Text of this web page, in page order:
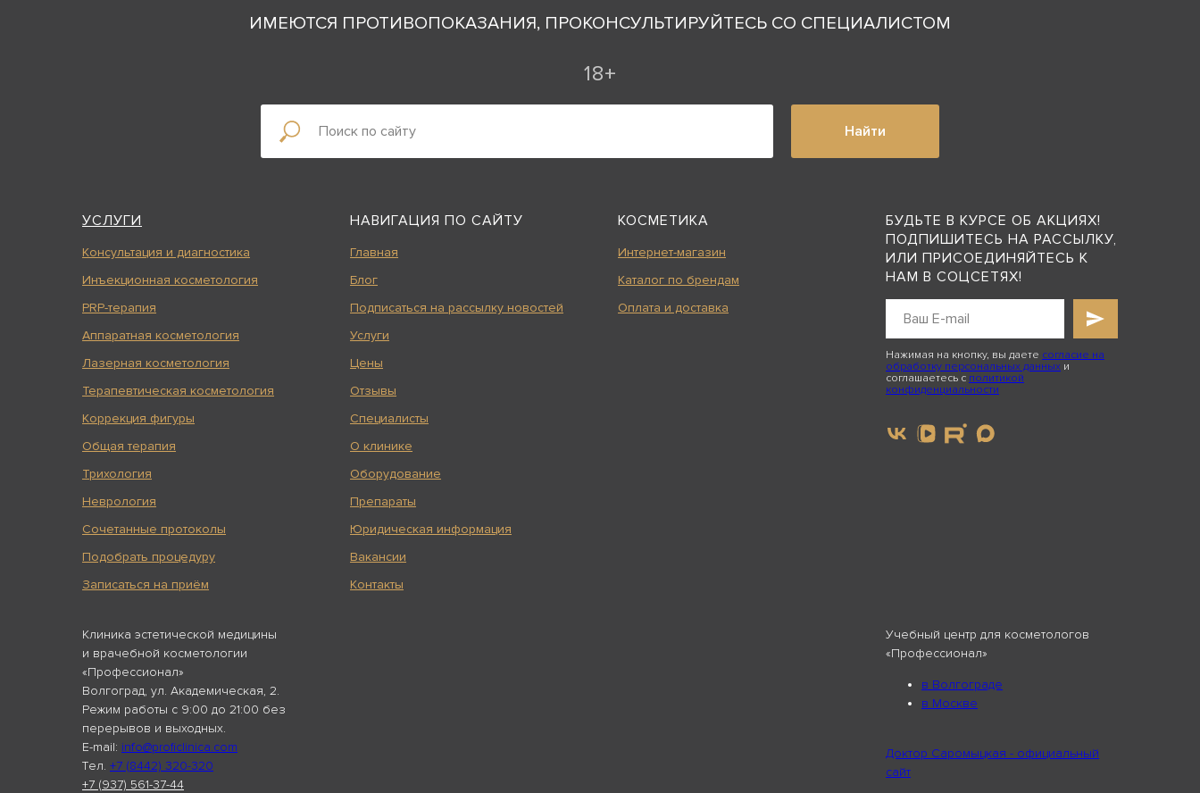
ИМЕЮТСЯ ПРОТИВОПОКАЗАНИЯ, ПРОКОНСУЛЬТИРУЙТЕСЬ СО СПЕЦИАЛИСТОМ
18+
Найти
УСЛУГИ
Консультация и диагностика
Инъекционная косметология
PRP-терапия
Аппаратная косметология
Лазерная косметология
Терапевтическая косметология
Коррекция фигуры
Общая терапия
Трихология
Неврология
Сочетанные протоколы
Подобрать процедуру
Записаться на приём
НАВИГАЦИЯ ПО САЙТУ
Главная
Блог
Подписаться на рассылку новостей
Услуги
Цены
Отзывы
Специалисты
О клинике
Оборудование
Препараты
Юридическая информация
Вакансии
Контакты
КОСМЕТИКА
Интернет-магазин
Каталог по брендам
Оплата и доставка
БУДЬТЕ В КУРСЕ ОБ АКЦИЯХ!
ПОДПИШИТЕСЬ НА РАССЫЛКУ,
ИЛИ ПРИСОЕДИНЯЙТЕСЬ К
НАМ В СОЦСЕТЯХ!
Нажимая на кнопку, вы даете согласие на
обработку персональных данных и
соглашаетесь с политикой
конфиденциальности
Клиника эстетической медицины
и врачебной косметологии
«Профессионал»
Волгоград, ул. Академическая, 2.
Режим работы с 9:00 до 21:00 без
перерывов и выходных.
E-mail: info@proficlinica.com
Tел. +7 (8442) 320-320
+7 (937) 561-37-44
Учебный центр для косметологов
«Профессионал»
в Волгограде
в Москве
Доктор Саромыцкая - официальный
сайт